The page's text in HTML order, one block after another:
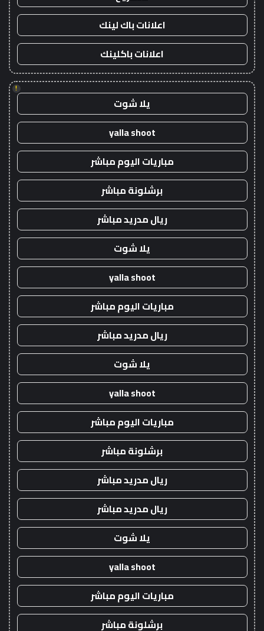
اعلانات باك لينك
اعلانات باكلينك
!
يلا شوت
yalla shoot
مباريات اليوم مباشر
برشلونة مباشر
ريال مدريد مباشر
يلا شوت
yalla shoot
مباريات اليوم مباشر
ريال مدريد مباشر
يلا شوت
yalla shoot
مباريات اليوم مباشر
برشلونة مباشر
ريال مدريد مباشر
ريال مدريد مباشر
يلا شوت
yalla shoot
مباريات اليوم مباشر
برشلونة مباشر